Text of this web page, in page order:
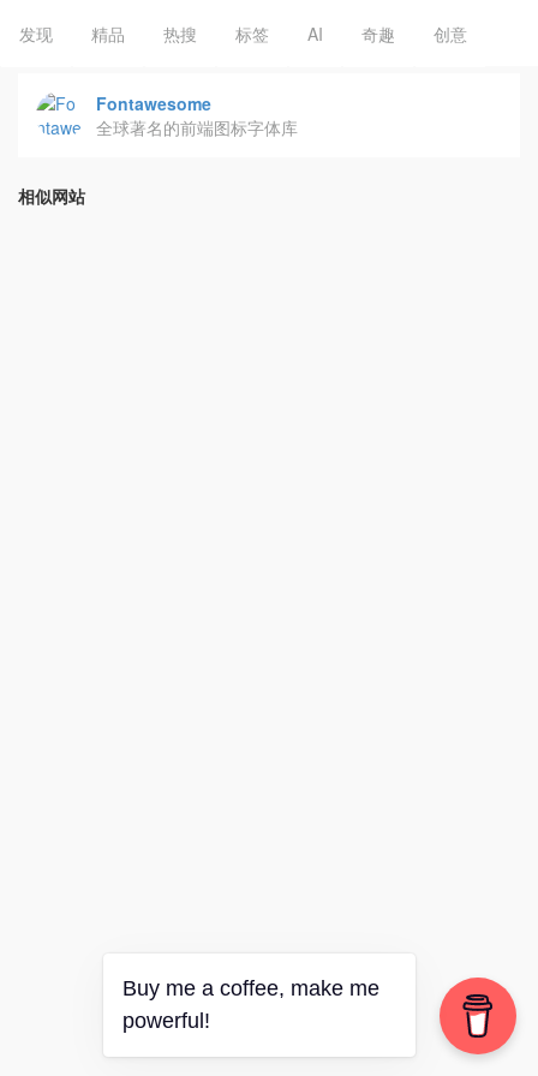
发现 精品 热搜 标签 AI 奇趣 创意
Fontawesome
全球著名的前端图标字体库
相似网站
Buy me a coffee, make me
powerful!